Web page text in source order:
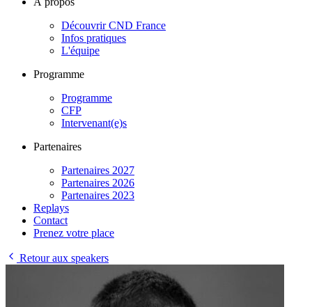
Découvrir CND France
Infos pratiques
L'équipe
Programme
Programme
CFP
Intervenant(e)s
Partenaires
Partenaires 2027
Partenaires 2026
Partenaires 2023
Replays
Contact
Prenez votre place
Retour aux speakers